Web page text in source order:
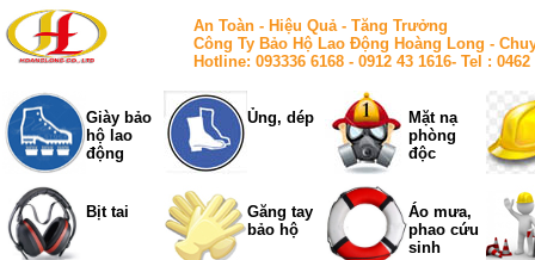
An Toàn - Hiệu Quả - Tăng Trưởng
Công Ty Bảo Hộ Lao Động Hoàng Long -
Hotline: 093336 6168 - 0912 43 1616- Tel :
Giày bảo
hộ lao
động
Ủng, dép
Mặt nạ
phòng
độc
Bịt tai
Găng tay
bảo hộ
Áo mưa,
phao cứu
sinh